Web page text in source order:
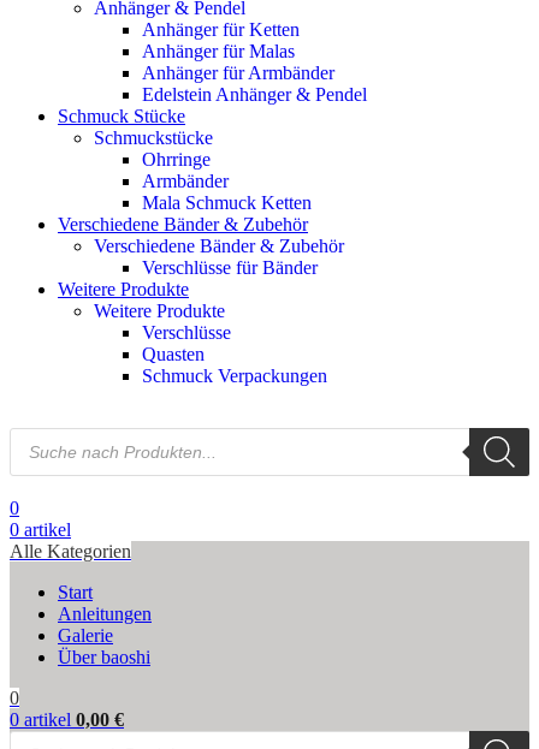
Anhänger & Pendel
Anhänger für Ketten
Anhänger für Malas
Anhänger für Armbänder
Edelstein Anhänger & Pendel
Schmuck Stücke
Schmuckstücke
Ohrringe
Armbänder
Mala Schmuck Ketten
Verschiedene Bänder & Zubehör
Verschiedene Bänder & Zubehör
Verschlüsse für Bänder
Weitere Produkte
Weitere Produkte
Verschlüsse
Quasten
Schmuck Verpackungen
Products
search
0
0 artikel
Alle Kategorien
Start
Anleitungen
Galerie
Über baoshi
0
0 artikel 0,00 €
Products